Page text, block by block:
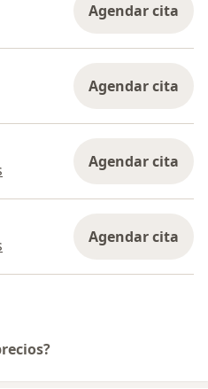
Agendar cita
Agendar cita
Agendar cita
Agendar cita